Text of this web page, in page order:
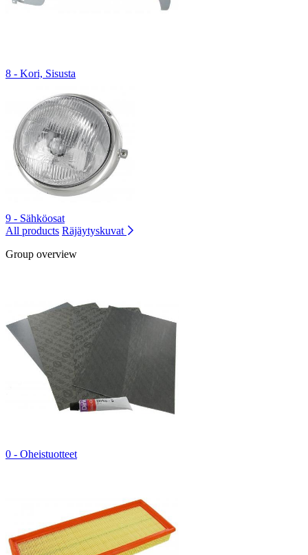
8 - Kori, Sisusta
9 - Sähköosat
All products Räjäytyskuvat
Group overview
0 - Oheistuotteet